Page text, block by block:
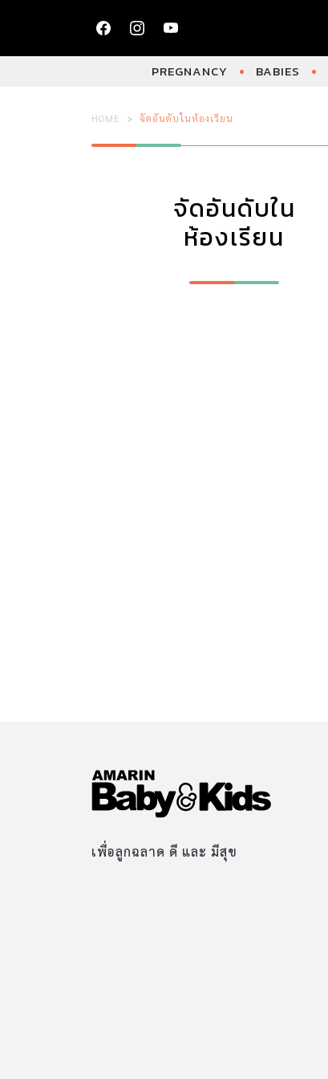
PREGNANCY BABIES
HOME จัดอันดับในห้องเรียน
จัดอันดับใน
ห้องเรียน
เพื่อลูกฉลาด ดี และ มีสุข